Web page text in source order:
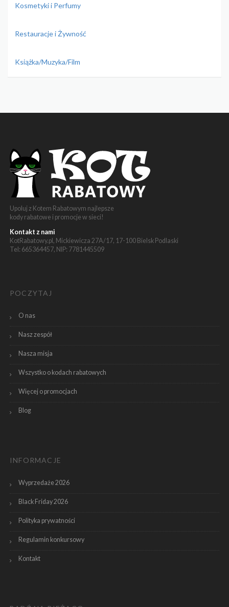
Kosmetyki i Perfumy
Restauracje i Żywność
Książka/Muzyka/Film
Upoluj z Kotem Rabatowym najlepsze
kody rabatowe i promocje w sieci!
Kontakt z nami
KotRabatowy.pl, Mickiewicza 27A/17, 17-100 Bielsk Podlaski
Tel: 665364457, NIP: 7781445509
POCZYTAJ
O nas
Nasz zespół
Nasza misja
Wszystko o kodach rabatowych
Więcej o promocjach
Blog
INFORMACJE
Wyprzedaże 2026
Black Friday 2026
Polityka prywatności
Regulamin konkursowy
Kontakt